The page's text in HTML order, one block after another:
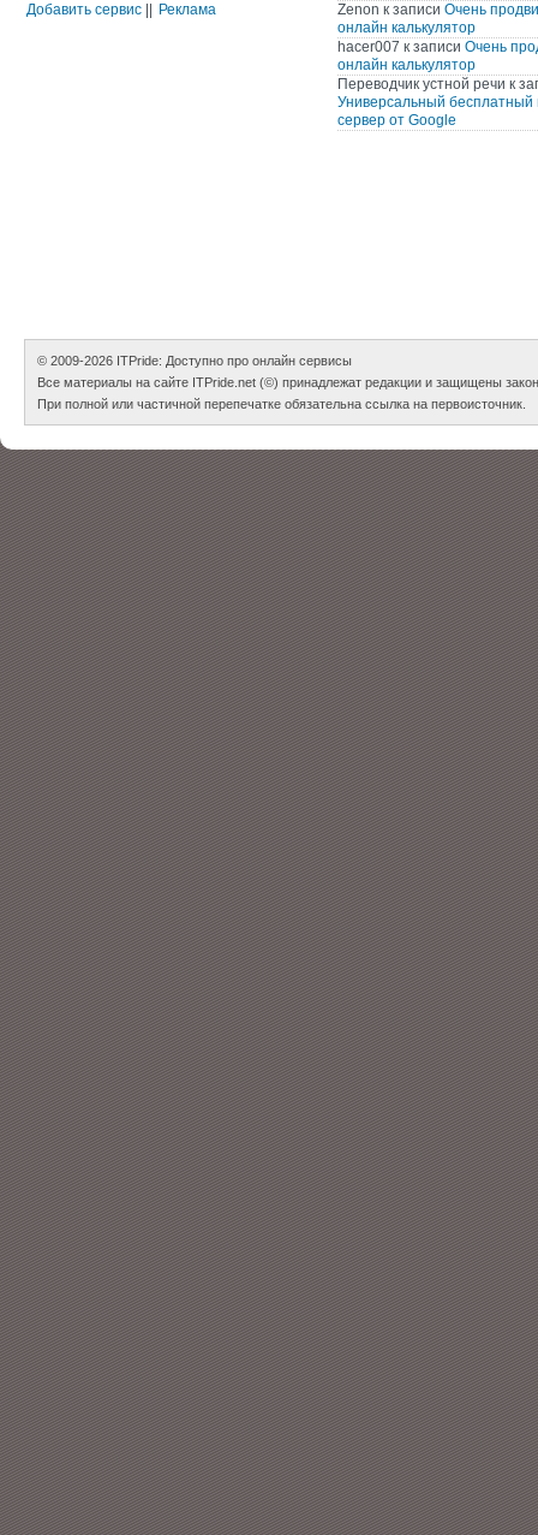
Добавить сервис
Реклама
Zenon к записи Очень
онлайн калькулятор
hacer007 к записи Очень
онлайн калькулятор
Переводчик устной речи к
Универсальный бесплатный
сервер от Google
© 2009-2026 ITPride: Доступно про онлайн сервисы
Все материалы на сайте ITPride.net (©) принадлежат редакции и защищены
При полной или частичной перепечатке обязательна ссылка на первоисточник.